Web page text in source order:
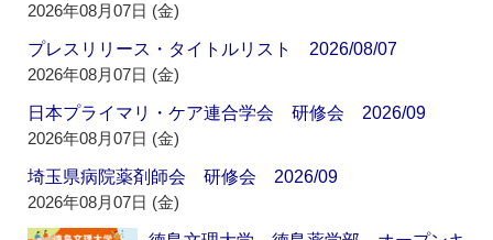
2026年08月07日 (金)
プレスリリース・タイトルリスト 2026/08/07
2026年08月07日 (金)
日本プライマリ・ケア連合学会 研修会 2026/09
2026年08月07日 (金)
埼玉県病院薬剤師会 研修会 2026/09
2026年08月07日 (金)